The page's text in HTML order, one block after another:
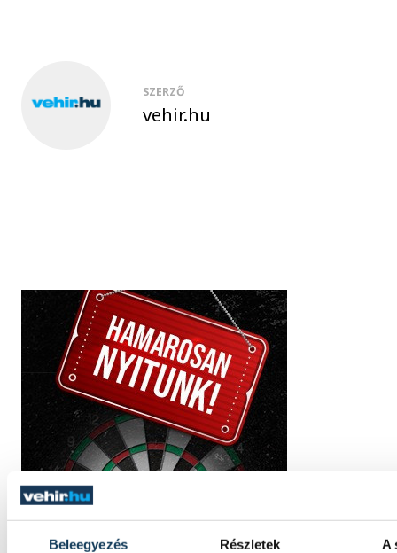
Beleegyezés Részletek A
SZERZŐ
vehir.hu